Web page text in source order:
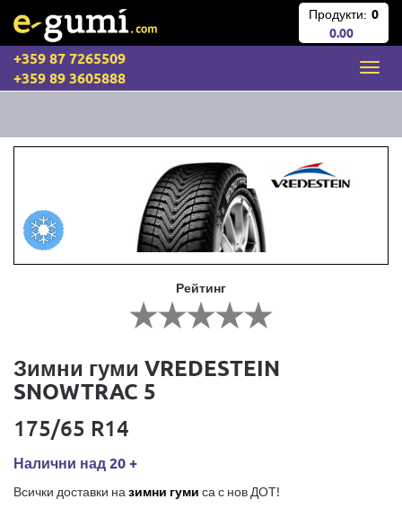
Продукти: 0
0.00
+359 87 7265509
+359 89 3605888
Рейтинг
Зимни гуми VREDESTEIN
SNOWTRAC 5
175/65 R14
Налични над 20 +
Всички доставки на зимни гуми са с нов ДОТ!